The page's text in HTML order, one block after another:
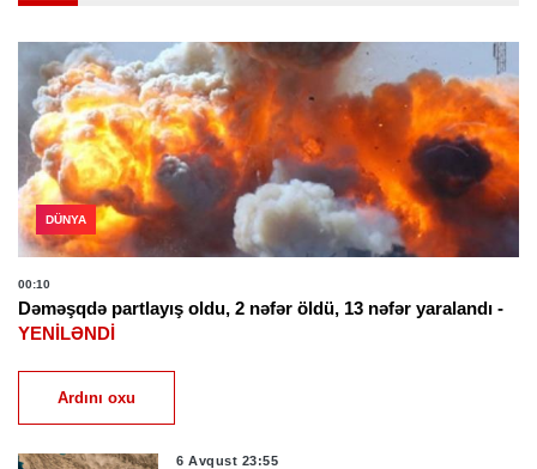
DÜNYA
00:10
Dəməşqdə partlayış oldu, 2 nəfər öldü, 13 nəfər yaralandı -
YENİLƏNDİ
Ardını oxu
6 Avqust 23:55